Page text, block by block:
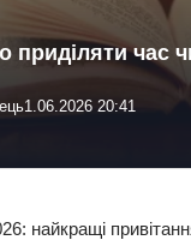
приділяти час
1.06.2026 20:41
найкращі